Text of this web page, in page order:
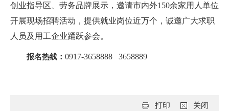
创业指导区、劳务品牌展示，邀请市内外150余家用人单位
开展现场招聘活动，提供就业岗位近万个，诚邀广大求职
人员及用工企业踊跃参会。
报名热线： 0917-3658888 3658889
关闭
打印